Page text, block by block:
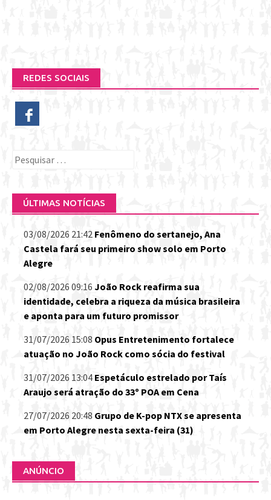
REDES SOCIAIS
Pesquisar
ÚLTIMAS NOTÍCIAS
03/08/2026 21:42 Fenômeno do sertanejo, Ana
Castela fará seu primeiro show solo em Porto
Alegre
02/08/2026 09:16 João Rock reafirma sua
identidade, celebra a riqueza da música brasileira
e aponta para um futuro promissor
31/07/2026 15:08 Opus Entretenimento fortalece
atuação no João Rock como sócia do festival
31/07/2026 13:04 Espetáculo estrelado por Taís
Araujo será atração do 33º POA em Cena
27/07/2026 20:48 Grupo de K-pop NTX se apresenta
em Porto Alegre nesta sexta-feira (31)
ANÚNCIO